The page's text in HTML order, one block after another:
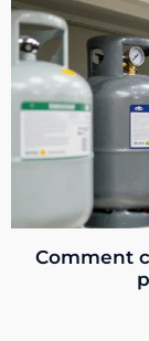
Comment